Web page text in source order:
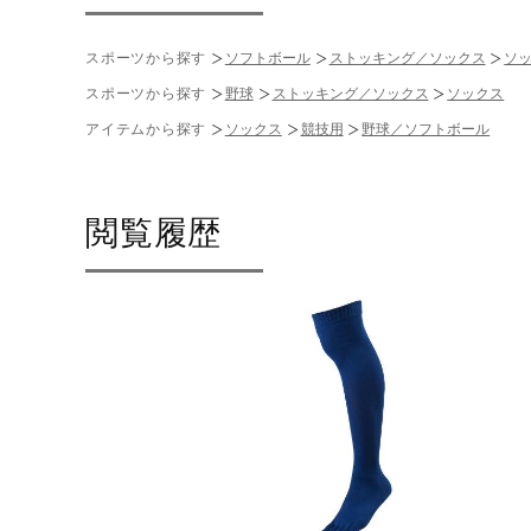
スポーツから探す ソフトボール ストッキング／ソックス ソ
スポーツから探す 野球 ストッキング／ソックス ソックス
アイテムから探す ソックス 競技用 野球／ソフトボール
閲覧履歴